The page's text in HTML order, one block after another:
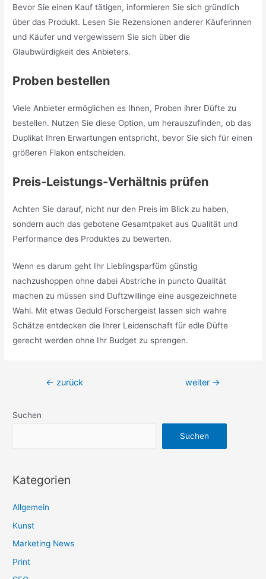
Bevor Sie einen Kauf tätigen, informieren Sie sich gründlich
über das Produkt. Lesen Sie Rezensionen anderer Käuferinnen
und Käufer und vergewissern Sie sich über die
Glaubwürdigkeit des Anbieters.
Proben bestellen
Viele Anbieter ermöglichen es Ihnen, Proben ihrer Düfte zu
bestellen. Nutzen Sie diese Option, um herauszufinden, ob das
Duplikat Ihren Erwartungen entspricht, bevor Sie sich für einen
größeren Flakon entscheiden.
Preis-Leistungs-Verhältnis prüfen
Achten Sie darauf, nicht nur den Preis im Blick zu haben,
sondern auch das gebotene Gesamtpaket aus Qualität und
Performance des Produktes zu bewerten.
Wenn es darum geht Ihr Lieblingsparfüm günstig
nachzushoppen ohne dabei Abstriche in puncto Qualität
machen zu müssen sind Duftzwillinge eine ausgezeichnete
Wahl. Mit etwas Geduld Forschergeist lassen sich wahre
Schätze entdecken die Ihrer Leidenschaft für edle Düfte
gerecht werden ohne Ihr Budget zu sprengen.
Beitragsnavigation
← zurück weiter →
Suchen
Suchen
Kategorien
Allgemein
Kunst
Marketing News
Print